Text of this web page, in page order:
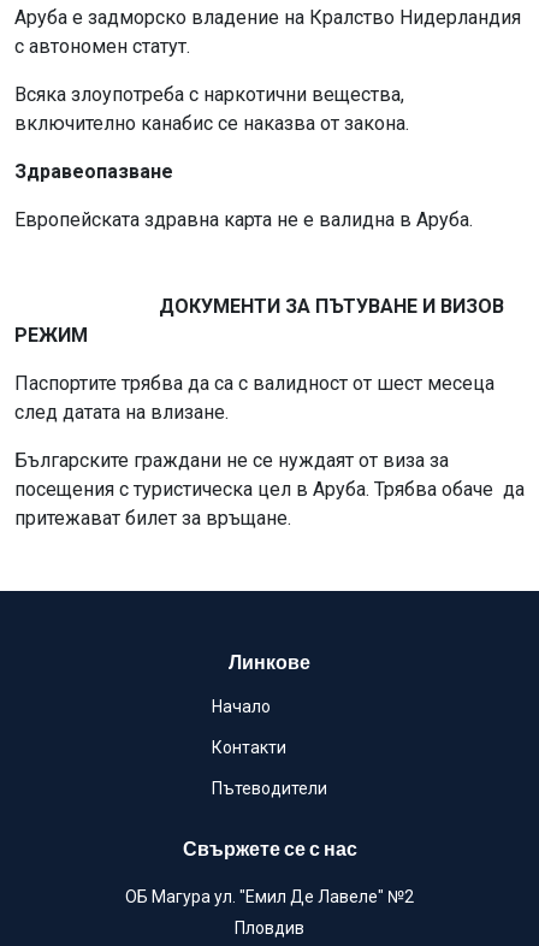
Аруба е задморско владение на Кралство Нидерландия
с автономен статут.
Всяка злоупотреба с наркотични вещества,
включително канабис се наказва от закона.
Здравеопазване
Европейската здравна карта не е валидна в Аруба.
ДОКУМЕНТИ ЗА ПЪТУВАНЕ И ВИЗОВ
РЕЖИМ
Паспортите трябва да са с валидност от шест месеца
след датата на влизане.
Българските граждани не се нуждаят от виза за
посещения с туристическа цел в Аруба. Трябва обаче да
притежават билет за връщане.
Линкове
Начало
Контакти
Пътеводители
Свържете се с нас
ОБ Магура ул. "Емил Де Лавеле" №2
Пловдив